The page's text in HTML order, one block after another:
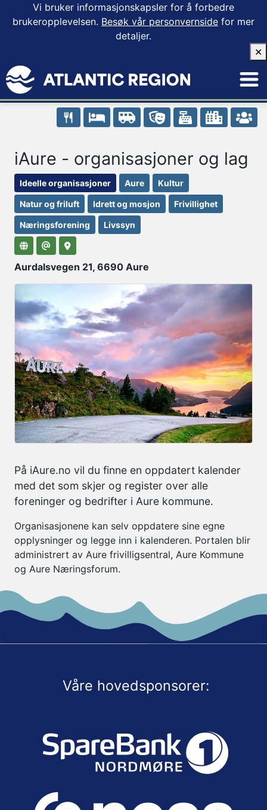
Vi bruker informasjonskapsler for å forbedre
brukeropplevelsen. Besøk vår personvernside for mer
detaljer.
✕
iAure - organisasjoner og lag
Ideelle organisasjoner Aure Kultur
Natur og friluft Idrett og mosjon Frivillighet
Næringsforening Livssyn
Aurdalsvegen 21, 6690 Aure
På iAure.no vil du finne en oppdatert kalender
med det som skjer og register over alle
foreninger og bedrifter i Aure kommune.
Organisasjonene kan selv oppdatere sine egne
opplysninger og legge inn i kalenderen. Portalen blir
administrert av Aure frivilligsentral, Aure Kommune
og Aure Næringsforum.
Våre hovedsponsorer: